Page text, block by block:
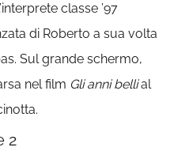
classe ’97
di Roberto a sua volta
Sul grande schermo,
nel film Gli anni bellial
2